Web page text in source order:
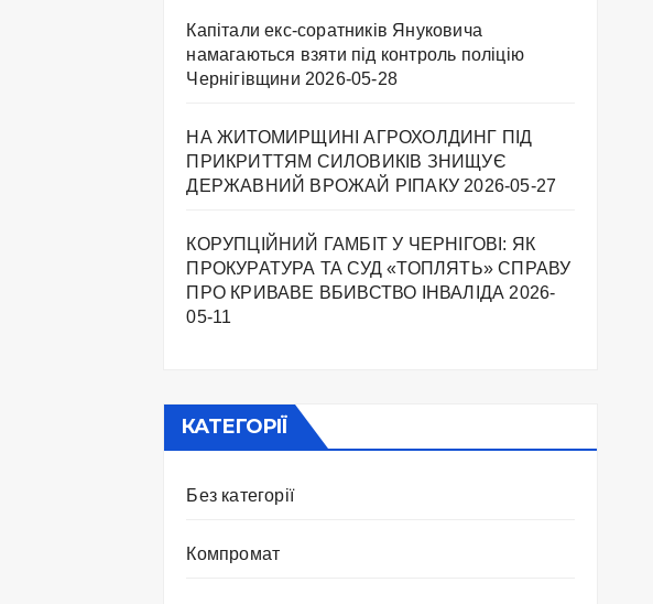
Капітали екс-соратників Януковича
намагаються взяти під контроль поліцію
Чернігівщини 2026-05-28
НА ЖИТОМИРЩИНІ АГРОХОЛДИНГ ПІД
ПРИКРИТТЯМ СИЛОВИКІВ ЗНИЩУЄ
ДЕРЖАВНИЙ ВРОЖАЙ РІПАКУ ​ 2026-05-27
КОРУПЦІЙНИЙ ГАМБІТ У ЧЕРНІГОВІ: ЯК
ПРОКУРАТУРА ТА СУД «ТОПЛЯТЬ» СПРАВУ
ПРО КРИВАВЕ ВБИВСТВО ІНВАЛІДА 2026-
05-11
КАТЕГОРІЇ
Без категорії
Компромат